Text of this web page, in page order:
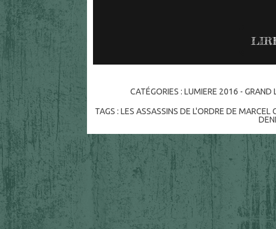
CATÉGORIES :LUMIERE 2016 - GRAND
TAGS : LES ASSASSINS DE L'ORDRE DE MARCEL